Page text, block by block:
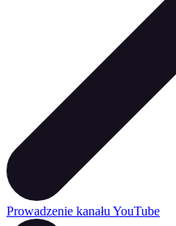
Prowadzenie kanału YouTube